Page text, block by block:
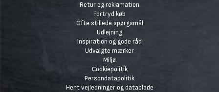
Retur og reklamation
Fortryd køb
Ofte stillede spørgsmål
Udlejning
Inspiration og gode råd
Udvalgte mærker
Miljø
Cookiepolitik
Persondatapolitik
Hent vejledninger og datablade